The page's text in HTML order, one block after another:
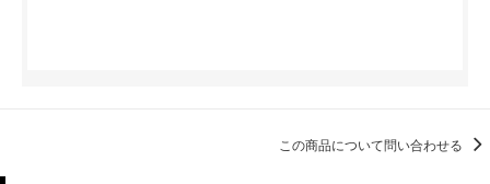
この商品について問い合わせる